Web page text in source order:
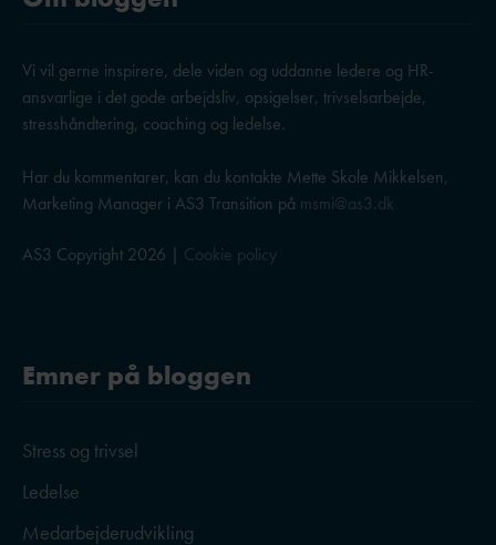
Vi vil gerne inspirere, dele viden og uddanne ledere og HR-
ansvarlige i det gode arbejdsliv, opsigelser, trivselsarbejde,
stresshåndtering, coaching og ledelse.
Har du kommentarer, kan du kontakte Mette Skole Mikkelsen,
Marketing Manager i AS3 Transition på msmi@as3.dk
AS3 Copyright 2026 | Cookie policy
Emner på bloggen
Stress og trivsel
Ledelse
Medarbejderudvikling